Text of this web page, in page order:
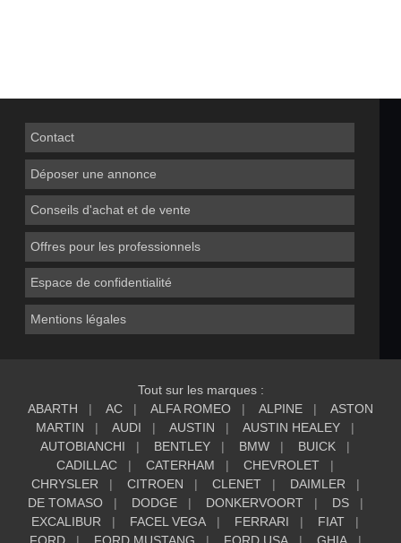
Contact
Déposer une annonce
Conseils d'achat et de vente
Offres pour les professionnels
Espace de confidentialité
Mentions légales
Tout sur les marques :
ABARTH
AC ALFA ROMEO ALPINE
ASTON
MARTIN
AUDI AUSTIN
AUSTIN HEALEY
AUTOBIANCHI
BENTLEY BMW
BUICK
CADILLAC
CATERHAM
CHEVROLET
CHRYSLER
CITROEN CLENET
DAIMLER
DE TOMASO
DODGE DONKERVOORT
DS
EXCALIBUR
FACEL VEGA FERRARI
FIAT
FORD
FORD MUSTANG FORD USA GHIA